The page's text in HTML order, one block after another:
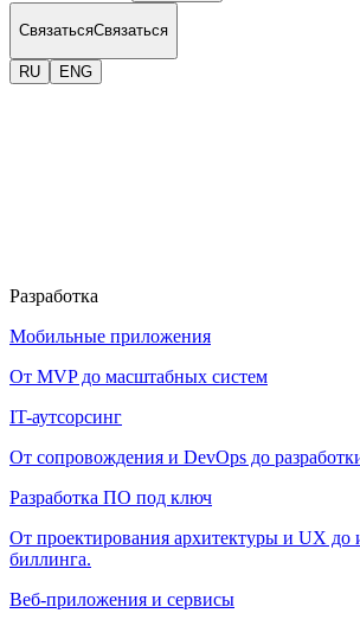
СвязатьсяСвязаться
RU ENG
Разработка
Мобильные приложения
От MVP до масштабных систем
IT-аутсорсинг
От сопровождения и DevOps до
Разработка ПО под ключ
От проектирования архитектуры и UX до
биллинга.
Веб-приложения и сервисы